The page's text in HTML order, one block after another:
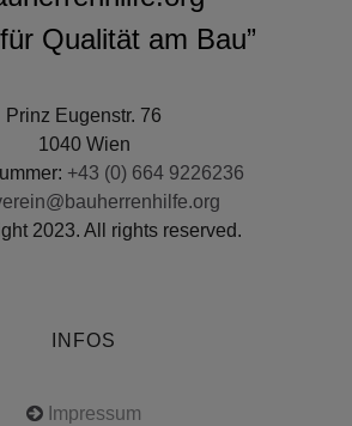
Qualität am Bau”
Prinz Eugenstr. 76
1040 Wien
+43 (0) 664 9226236
2023. All rights reserved.
INFOS
Impressum